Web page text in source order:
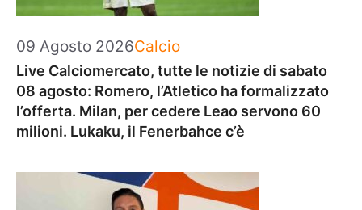
09 Agosto 2026Categorie
Calcio
Live Calciomercato, tutte le notizie di sabato
08 agosto: Romero, l’Atletico ha formalizzato
l’offerta. Milan, per cedere Leao servono 60
milioni. Lukaku, il Fenerbahce c’è